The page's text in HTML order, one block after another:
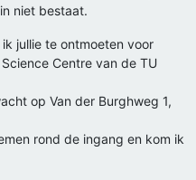
niet bestaat.
jullie te ontmoeten voor
Centre van de TU
op Van der Burghweg 1,
rond de ingang en kom ik